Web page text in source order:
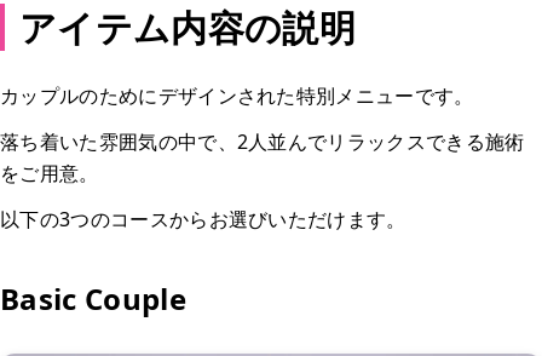
アイテム内容の説明
カップルのためにデザインされた特別メニューです。
落ち着いた雰囲気の中で、2人並んでリラックスできる施術
をご用意。
以下の3つのコースからお選びいただけます。
Basic Couple